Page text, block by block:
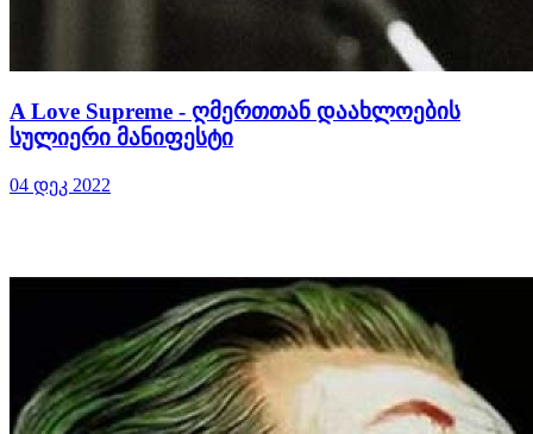
A Love Supreme - ღმერთთან დაახლოების
სულიერი მანიფესტი
04 დეკ 2022